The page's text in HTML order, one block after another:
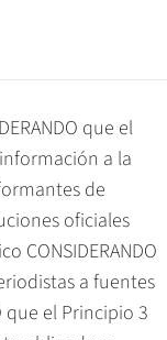
que el
a la
de
oficiales
CONSIDERANDO
a fuentes
el Principio 3